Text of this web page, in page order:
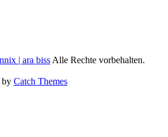
| ara biss Alle Rechte vorbehalten.
by Catch Themes